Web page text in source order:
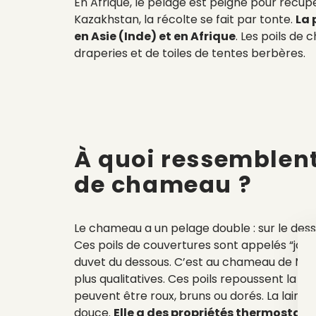
Kazakhstan, la récolte se fait par tonte. La
en Asie (Inde) et en Afrique. Les poils de
draperies et de toiles de tentes berbères.
À quoi
de chameau ?
Le chameau a un pelage double : sur le
Ces poils de couvertures sont appelés
duvet du dessous. C’est au chameau de
plus qualitatives. Ces poils repoussent la
peuvent être roux, bruns ou dorés. La